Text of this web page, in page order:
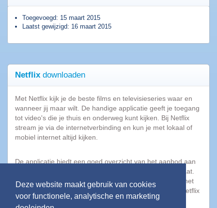
Deze website maakt gebruik van cookies
voor functionele, analytische en marketing
Populaire
software
Filesharing
software
Torrent
software
Bestanden
comprimeren
categorieën
Toegevoegd: 15 maart 2015
Laatst gewijzigd: 16 maart 2015
Netflix downloaden
Met Netflix kijk je de beste films en televisieseries waar en
wanneer jij maar wilt. De handige applicatie geeft je toegang
tot video's die je thuis en onderweg kunt kijken. Bij Netflix
stream je via de internetverbinding en kun je met lokaal of
mobiel internet altijd kijken.
De applicatie biedt een goed overzicht van het aanbod aan
films, documentaires en televisieseries dat op Netflix staat.
Je kunt deze app gratis downloaden maar betaalt voor het
Netflix-lidmaatschap een maandelijks bedrag. Je kunt Netflix
de eerste maand gratis proberen.